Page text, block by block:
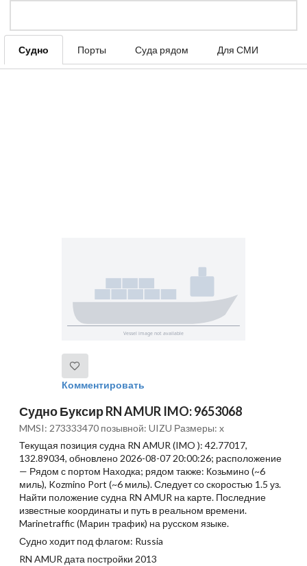
Судно Порты Суда рядом Для СМИ
Комментировать
Судно Буксир RN AMUR IMO: 9653068
MMSI: 273333470 позывной: UIZU Размеры: x
Текущая позиция судна RN AMUR (IMO ): 42.77017,
132.89034, обновлено 2026-08-07 20:00:26; расположение
— Рядом с портом Находка; рядом также: Козьмино (~6
миль), Kozmino Port (~6 миль). Следует со скоростью 1.5 уз.
Найти положение судна RN AMUR на карте. Последние
известные координаты и путь в реальном времени.
Marinetraffic (Марин трафик) на русском языке.
Судно ходит под флагом: Russia
RN AMUR дата постройки 2013